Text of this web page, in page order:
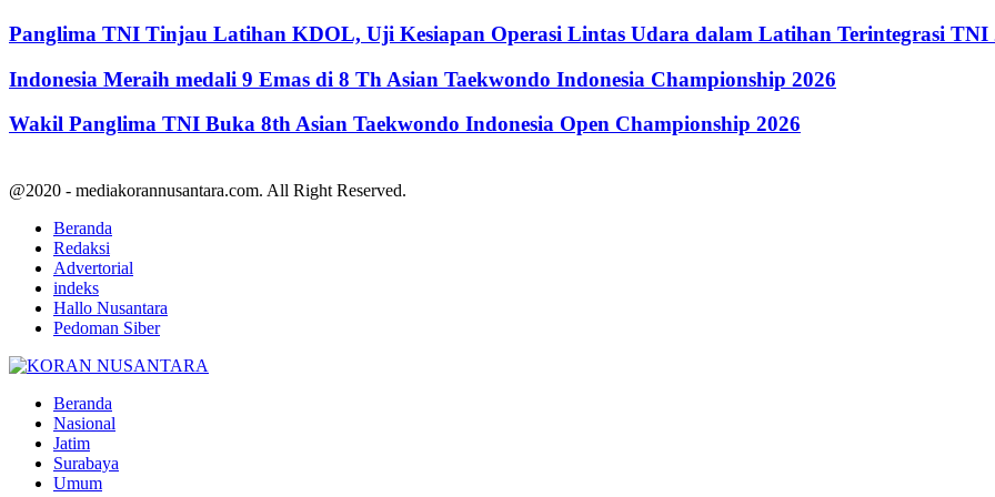
Panglima TNI Tinjau Latihan KDOL, Uji Kesiapan Operasi Lintas Udara dalam Latihan Terintegrasi TNI
Indonesia Meraih medali 9 Emas di 8 Th Asian Taekwondo Indonesia Championship 2026
Wakil Panglima TNI Buka 8th Asian Taekwondo Indonesia Open Championship 2026
@2020 - mediakorannusantara.com. All Right Reserved.
Beranda
Redaksi
Advertorial
indeks
Hallo Nusantara
Pedoman Siber
Beranda
Nasional
Jatim
Surabaya
Umum